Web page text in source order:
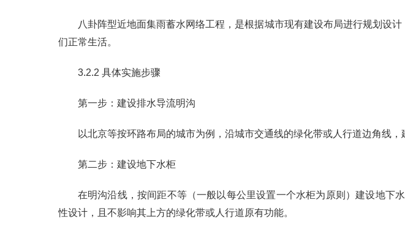
八卦阵型近地面集雨蓄水网络工程，是根据城市现有建设布局进行规划设
们正常生活。
3.2.2 具体实施步骤
第一步：建设排水导流明沟
以北京等按环路布局的城市为例，沿城市交通线的绿化带或人行道边角线，
第二步：建设地下水柜
在明沟沿线，按间距不等（一般以每公里设置一个水柜为原则）建设地
性设计，且不影响其上方的绿化带或人行道原有功能。